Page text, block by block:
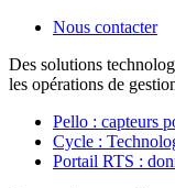
Nous contacter
Des solutions
les opérations de
Pello : capteurs
Cycle :
Portail RTS :